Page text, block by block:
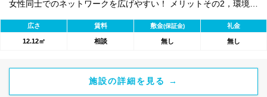
女性同士でのネットワークを広げやすい！ メリットその2，環境を
整えて仕事の効率化UP！ メリットその3，充実したセキュリティ
による安心感！ 芝浦グループは働く女性を応援します！ スタート
アップキャンペーン実施中！ 対象：ご契約者が女性または法人代
ミーティングルーム使用料無料！
広さ 賃料 敷金(保証金) 礼金
12.12㎡ 相談 無し 無し
施設の詳細を見る →